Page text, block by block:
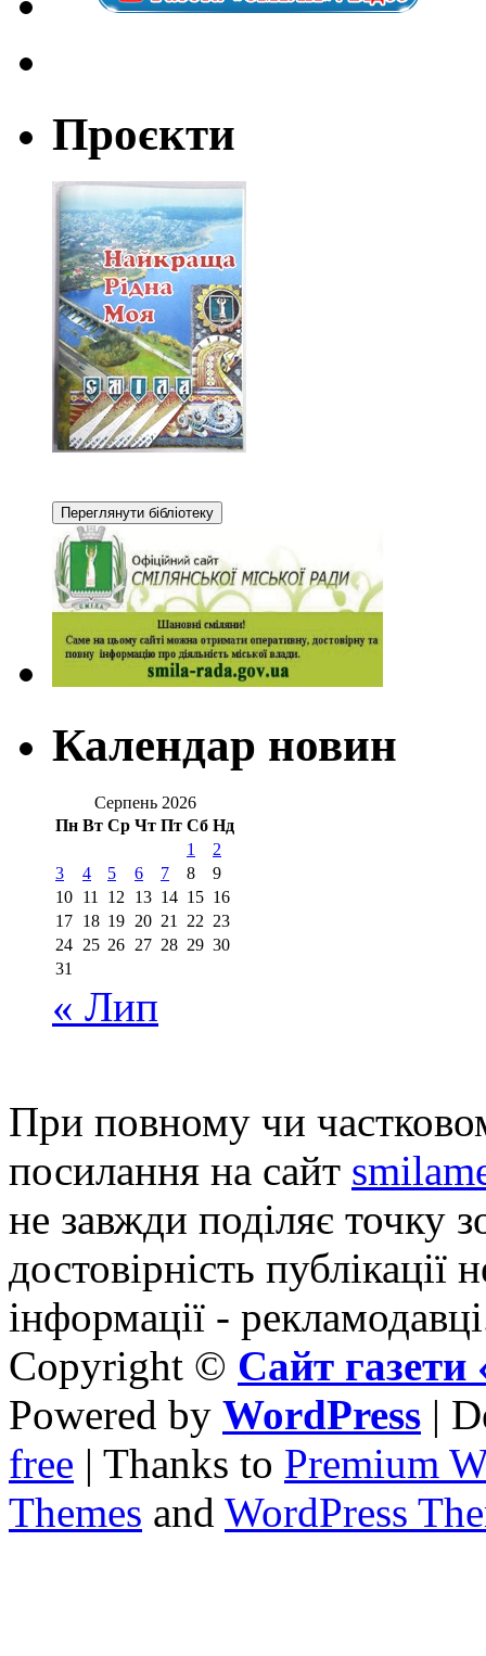
Проєкти
Календар новин
Серпень 2026
Пн Вт Ср Чт Пт Сб Нд
1
2
3
4 5 6 7 8
9
10 11 12 13 14 15 16
17 18 19 20 21 22 23
24 25 26 27 28 29 30
31
« Лип
При повному чи
посилання на сайт
не завжди поділяє точку
достовірність публікації
інформації -
Copyright © Сайт
Powered by WordPress |
free | Thanks to Premium
Themes and WordPress